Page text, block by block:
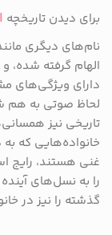
برای دیدن تاریخچه
نام‌های دیگری
الهام گرفته شده، و
دارای ویژگی‌های
لحاظ صوتی به هم
تاریخی نیز
خانواده‌هایی که
غنی هستند، رایج
را به نسل‌های
گذشته را نیز در